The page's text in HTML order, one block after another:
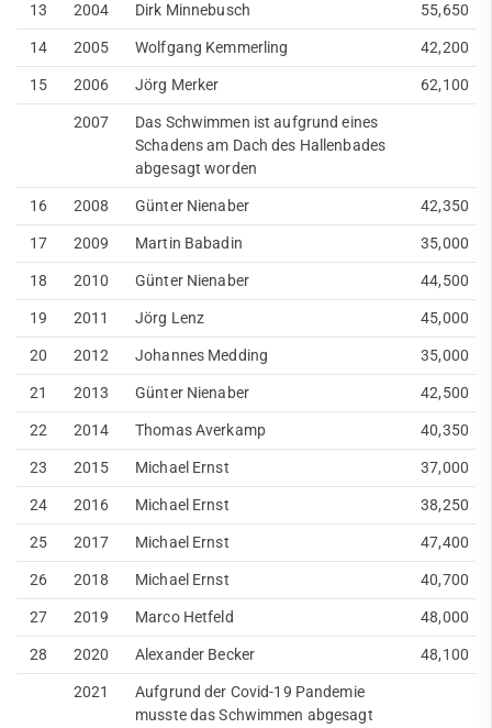
13
2004 Dirk Minnebusch
55,650
14
2005 Wolfgang Kemmerling
42,200
15
2006 Jörg Merker
62,100
2007
Das Schwimmen ist aufgrund eines
Schadens am Dach des Hallenbades
abgesagt worden
16
2008 Günter Nienaber
42,350
17
2009 Martin Babadin
35,000
18
2010 Günter Nienaber
44,500
19
2011 Jörg Lenz
45,000
20
2012 Johannes Medding
35,000
21
2013 Günter Nienaber
42,500
22
2014 Thomas Averkamp
40,350
23
2015 Michael Ernst
37,000
24
2016 Michael Ernst
38,250
25
2017 Michael Ernst
47,400
26
2018 Michael Ernst
40,700
27
2019 Marco Hetfeld
48,000
28
2020 Alexander Becker
48,100
2021
Aufgrund der Covid-19 Pandemie
musste das Schwimmen abgesagt